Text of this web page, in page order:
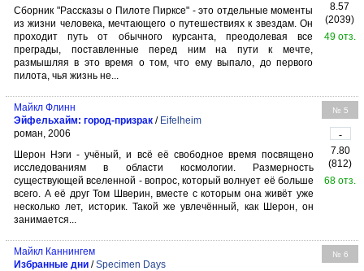
Сборник "Рассказы о Пилоте Пирксе" - это отдельные моменты
из жизни человека, мечтающего о путешествиях к звездам. Он
проходит путь от обычного курсанта, преодолевая все
преграды, поставленные перед ним на пути к мечте,
размышляя в это время о том, что ему выпало, до первого
пилота, чья жизнь не...
8.57
(2039)
49 отз.
Майкл Флинн
Эйфельхайм: город-призрак / Eifelheim
роман, 2006
Шерон Нэги - учёный, и всё её свободное время посвящено
исследованиям в области космологии. Размерность
существующей вселенной - вопрос, который волнует её больше
всего. А её друг Том Шверин, вместе с которым она живёт уже
несколько лет, историк. Такой же увлечённый, как Шерон, он
занимается...
№ 5
-
7.80
(812)
68 отз.
Майкл Каннингем
Избранные дни /Specimen Days
№ 6